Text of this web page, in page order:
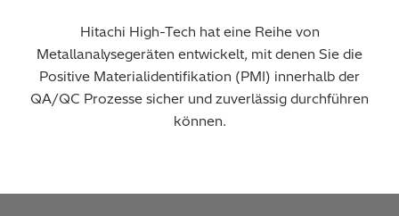
Hitachi High-Tech hat eine Reihe von
Metallanalysegeräten entwickelt, mit denen Sie die
Positive Materialidentifikation (PMI) innerhalb der
QA/QC Prozesse sicher und zuverlässig durchführen
können.